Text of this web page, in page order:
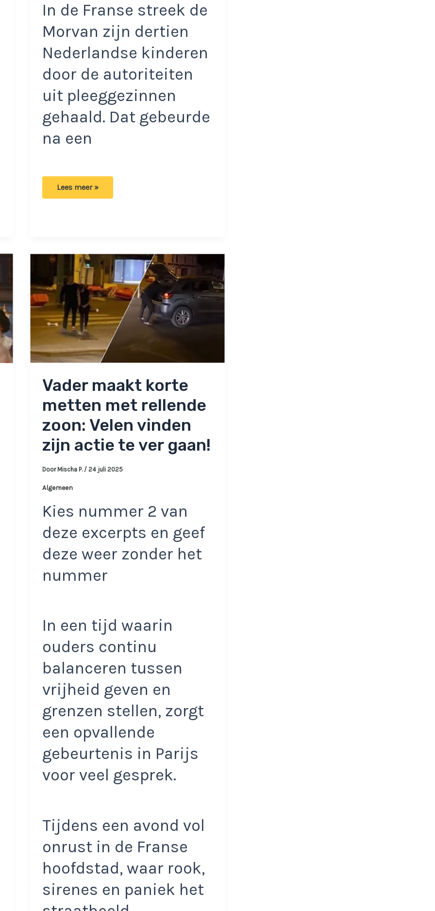
In de Franse streek de
Morvan zijn dertien
Nederlandse kinderen
door de autoriteiten
uit pleeggezinnen
gehaald. Dat gebeurde
na een
Grote
door
autoriteiten!
Lees meer »
Vader maakt korte
metten met rellende
zoon: Velen vinden
zijn actie te ver gaan!
Door Mischa P. / 24 juli 2025
Algemeen
Kies nummer 2 van
deze excerpts en geef
deze weer zonder het
nummer
In een tijd waarin
ouders continu
balanceren tussen
vrijheid geven en
grenzen stellen, zorgt
een opvallende
gebeurtenis in Parijs
voor veel gesprek.
Tijdens een avond vol
onrust in de Franse
hoofdstad, waar rook,
sirenes en paniek het